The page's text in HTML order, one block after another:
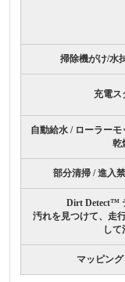
掃除機がけ/水
充電ス
自動給水 / ローラー
乾
部分清掃 / 進入
Dirt Detect™
汚れを見つけて、走
して
マッピン